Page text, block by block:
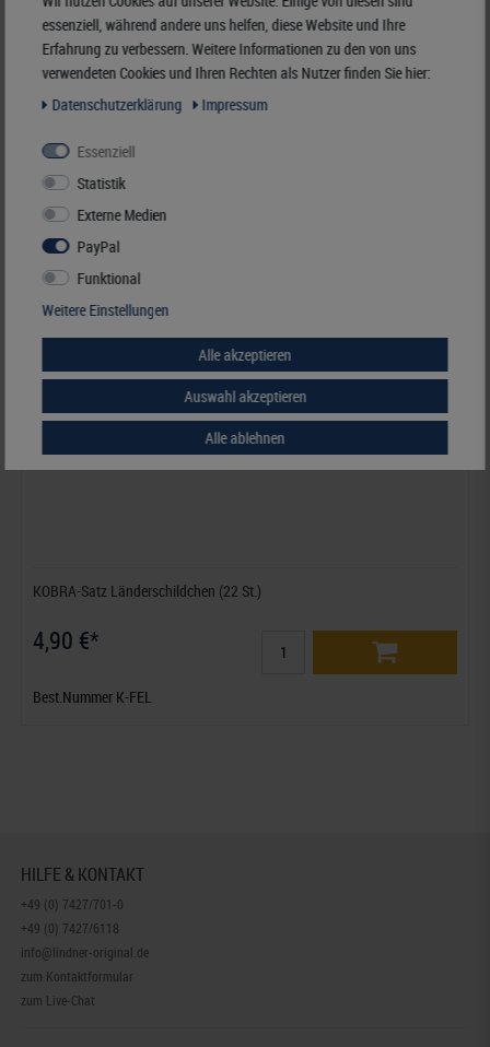
Best.Nummer K-FE-S
KOBRA-Satz Länderschildchen (22 St.)
4,90 €*
Best.Nummer K-FEL
HILFE & KONTAKT
+49 (0) 7427/701-0
+49 (0) 7427/6118
info@lindner-original.de
zum Kontaktformular
zum Live-Chat
essenziell, während andere uns helfen, diese Website und Ihre
Erfahrung zu verbessern. Weitere Informationen zu den von uns
verwendeten Cookies und Ihren Rechten als Nutzer finden Sie hier:
Daten­schutz­erklärung
Impressum
Essenziell
Statistik
Externe Medien
PayPal
Funktional
Weitere Einstellungen
Alle akzeptieren
Auswahl akzeptieren
Alle ablehnen